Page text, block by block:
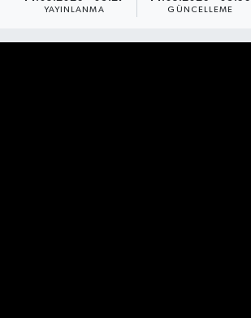
YAYINLANMA GÜNCELLEME